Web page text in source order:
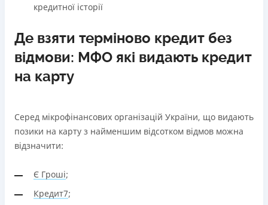
кредитної історії
Де взяти терміново кредит без
відмови: МФО які видають кредит
на карту
Серед мікрофінансових організацій України, що видають
позики на карту з найменшим відсотком відмов можна
відзначити:
Є Гроші;
Кредит7;